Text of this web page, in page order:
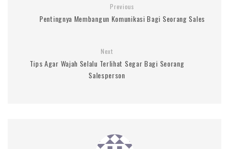
Previous
Pentingnya Membangun Komunikasi Bagi Seorang Sales
Next
Tips Agar Wajah Selalu Terlihat Segar Bagi Seorang
Salesperson